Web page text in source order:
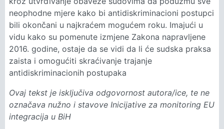
neophodne mjere kako bi antidiskriminacioni postupci
bili okončani u najkraćem mogućem roku. Imajući u
vidu kako su pomenute izmjene Zakona napravljene
2016. godine, ostaje da se vidi da li će sudska praksa
zaista i omogućiti skraćivanje trajanje
antidiskriminacionih postupaka
Ovaj tekst je isključiva odgovornost autora/ice, te ne
označava nužno i stavove Inicijative za monitoring EU
integracija u BiH